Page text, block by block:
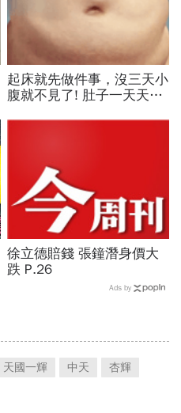
起床就先做件事，沒三天小
腹就不見了! 肚子一天天變
徐立德賠錢 張鐘潛身價大
跌 P.26
Ads by
天國一輝 中天 杏輝